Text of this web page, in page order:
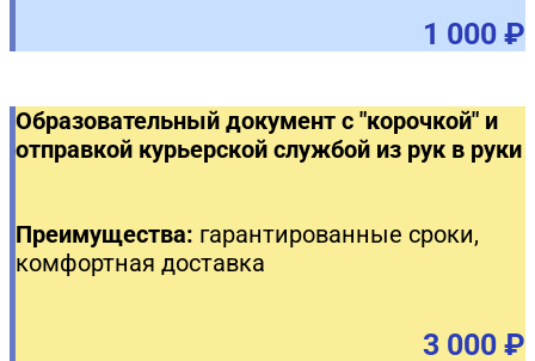
1 000 ₽
Образовательный документ с "корочкой" и
отправкой курьерской службой из рук в руки
Преимущества: гарантированные сроки,
комфортная доставка
3 000 ₽